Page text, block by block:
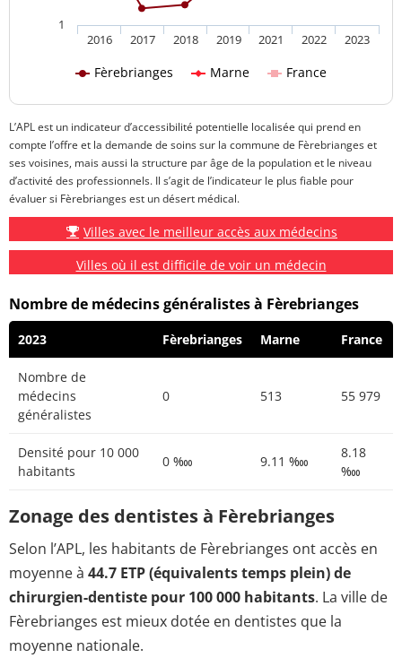
Fèrebrianges Marne France
2016 2017 2018 2019 2021 2022 2023
1
L’APL est un indicateur d’accessibilité potentielle localisée qui prend en
compte l’offre et la demande de soins sur la commune de Fèrebrianges et
ses voisines, mais aussi la structure par âge de la population et le niveau
d’activité des professionnels. Il s’agit de l’indicateur le plus fiable pour
évaluer si Fèrebrianges est un désert médical.
Villes avec le meilleur accès aux médecins
Villes où il est difficile de voir un médecin
Nombre de médecins généralistes à Fèrebrianges
2023 Fèrebrianges Marne France
Nombre de
médecins
généralistes
0 513 55 979
Densité pour 10 000
habitants
0 ‱ 9.11 ‱
8.18
‱
Zonage des dentistes à Fèrebrianges
Selon l’APL, les habitants de Fèrebrianges ont accès en
moyenne à 44.7 ETP (équivalents temps plein) de
chirurgien-dentiste pour 100 000 habitants. La ville de
Fèrebrianges est mieux dotée en dentistes que la
moyenne nationale.